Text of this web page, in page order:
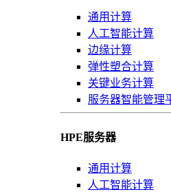
通用计算
人工智能计算
边缘计算
弹性塑合计算
关键业务计算
服务器智能管理
HPE服务器
通用计算
人工智能计算